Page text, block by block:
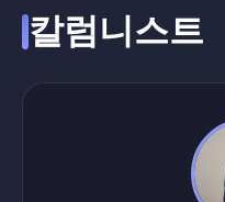
칼럼니스트